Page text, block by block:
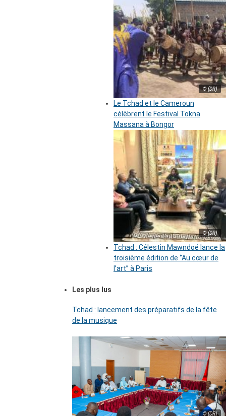
© (DR)
Le Tchad et le Cameroun
célèbrent le Festival Tokna
Massana à Bongor
© (DR)
Tchad : Célestin Mawndoé lance la
troisième édition de ‘’Au cœur de
l’art’’ à Paris
Les plus lus
Tchad : lancement des préparatifs de la fête
de la musique
© (DR)